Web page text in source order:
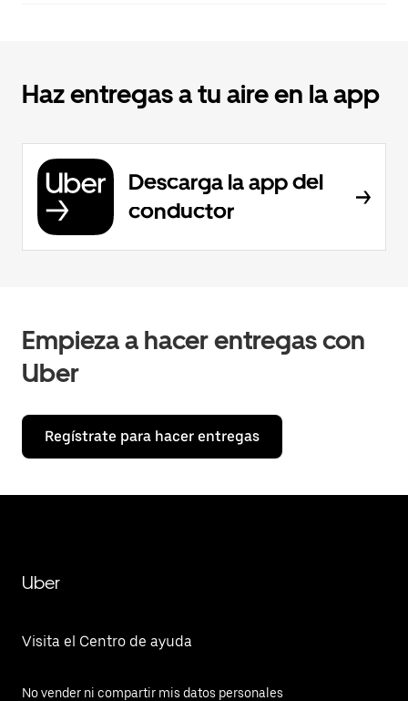
Haz entregas a tu aire en la app
Descarga la app del
conductor
Empieza a hacer entregas con
Uber
Regístrate para hacer entregas
Uber
Visita el Centro de ayuda
No vender ni compartir mis datos personales